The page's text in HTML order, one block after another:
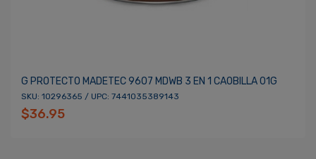
G PROTECTO MADETEC 9607 MDWB 3 EN 1 CAOBILLA 01G
SKU: 10296365 / UPC: 7441035389143
$36.95